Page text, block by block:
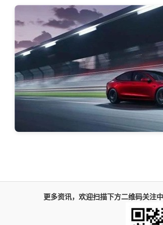
更多资讯，欢迎扫描下方二维码关注